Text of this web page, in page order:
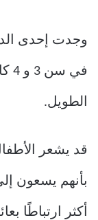
وجدت إحدى
الطويل.
قد يشعر
بأنهم يسعون
أكثر ارتباطًا